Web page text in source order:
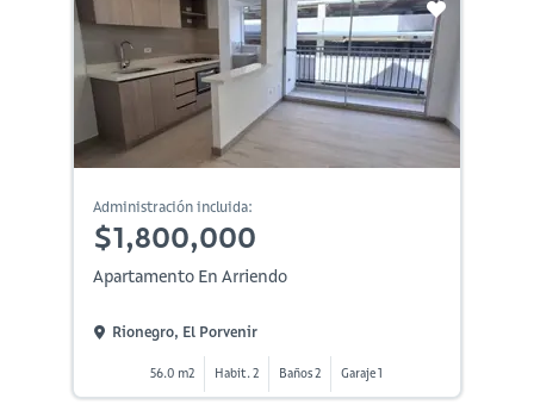
Administración incluida:
$1,800,000
Apartamento En Arriendo
Rionegro, El Porvenir
56.0 m2 Habit. 2 Baños 2 Garaje 1